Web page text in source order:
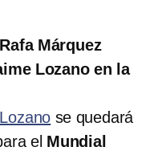
Rafa Márquez
Lozano en la
se quedará
el Mundial